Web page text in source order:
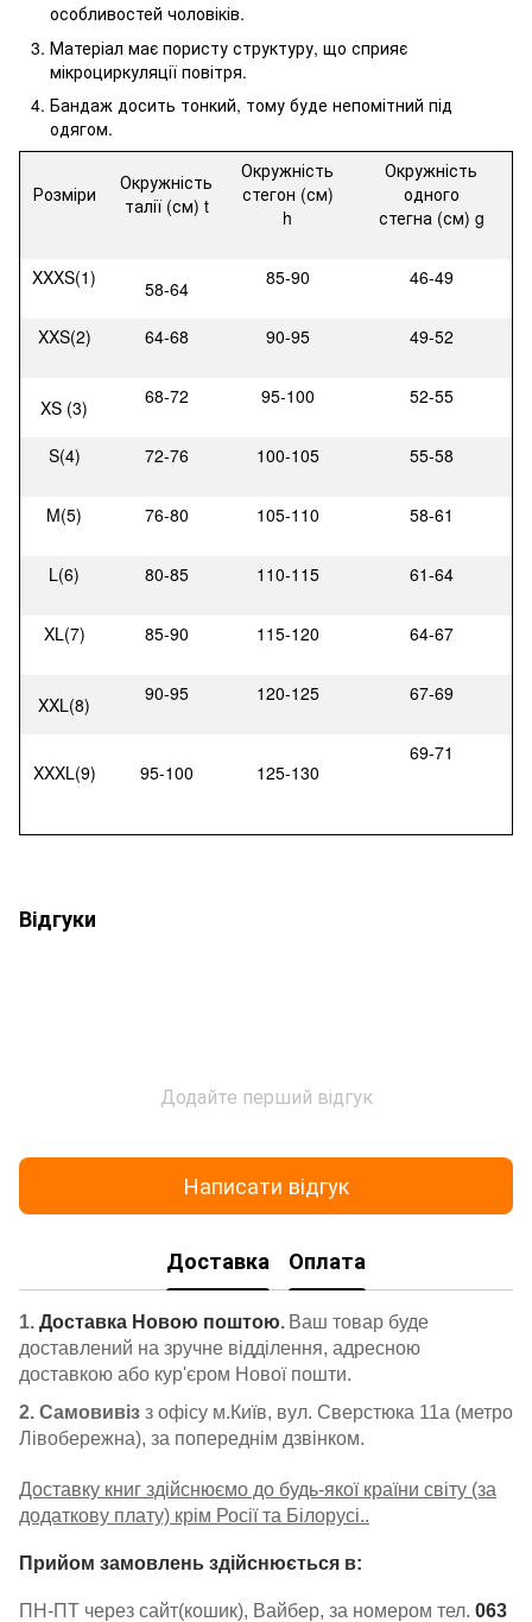
особливостей чоловіків.
Матеріал має пористу структуру, що сприяє
мікроциркуляції повітря.
Бандаж досить тонкий, тому буде непомітний під
одягом.
Розміри
Окружність
талії (см) t
Окружність
стегон (см)
h
Окружність
одного
стегна (см) g
XXXS(1) 58-64 85-90 46-49
XXS(2) 64-68 90-95 49-52
XS (3) 68-72 95-100 52-55
S(4) 72-76 100-105 55-58
M(5) 76-80 105-110 58-61
L(6) 80-85 110-115 61-64
XL(7) 85-90 115-120 64-67
XXL(8) 90-95 120-125 67-69
XXXL(9) 95-100 125-130
69-71
Відгуки
Додайте перший відгук
Написати відгук
Доставка Оплата
1. Доставка Новою поштою. Ваш товар буде
доставлений на зручне відділення, адресною
доставкою або кур'єром Нової пошти.
2. Самовивіз з офісу м.Київ, вул. Сверстюка 11а (метро
Лівобережна), за попереднім дзвінком.
Доставку книг здійснюємо до будь-якої країни світу (за
додаткову плату) крім Росії та Білорусі..
Прийом замовлень здійснюється в:
ПН-ПТ через сайт(кошик), Вайбер, за номером тел. 063